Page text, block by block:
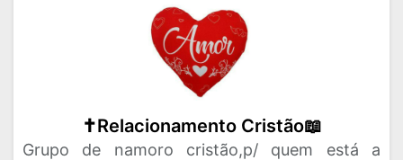
✝️Relacionamento Cristão📖
Grupo de namoro cristão,p/ quem está a